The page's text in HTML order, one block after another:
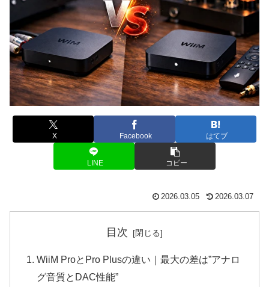
X Facebook はてブ
LINE コピー
2026.03.05 2026.03.07
目次
WiiM ProとPro Plusの違い｜最大の差は”アナロ
グ音質とDAC性能”